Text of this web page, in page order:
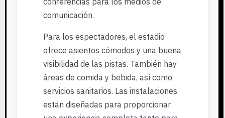
comunicación.
Para los espectadores, el estadio
ofrece asientos cómodos y una buena
visibilidad de las pistas. También hay
áreas de comida y bebida, así como
servicios sanitarios. Las instalaciones
están diseñadas para proporcionar